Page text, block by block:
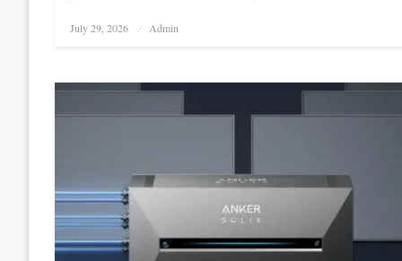
Posted
on
July 29, 2026 Admin